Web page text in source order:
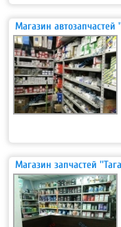
Магазин
Магазин запчастей